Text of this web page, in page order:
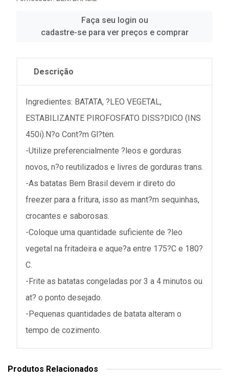
Faça seu login ou
cadastre-se para ver preços e comprar
Descrição
Ingredientes: BATATA, ?LEO VEGETAL,
ESTABILIZANTE PIROFOSFATO DISS?DICO (INS
450i).N?o Cont?m Gl?ten.
-Utilize preferencialmente ?leos e gorduras
novos, n?o reutilizados e livres de gorduras trans.
-As batatas Bem Brasil devem ir direto do
freezer para a fritura, isso as mant?m sequinhas,
crocantes e saborosas.
-Coloque uma quantidade suficiente de ?leo
vegetal na fritadeira e aque?a entre 175?C e 180?
C.
-Frite as batatas congeladas por 3 a 4 minutos ou
at? o ponto desejado.
-Pequenas quantidades de batata alteram o
tempo de cozimento.
Produtos Relacionados